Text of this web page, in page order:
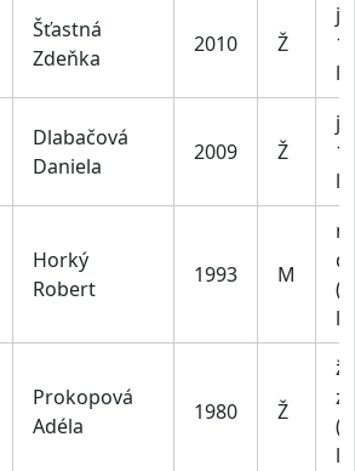
Šťastná
Zdeňka
2010 Ž
Dlabačová
Daniela
2009 Ž
Horký
Robert
1993 M
Prokopová
Adéla
1980 Ž